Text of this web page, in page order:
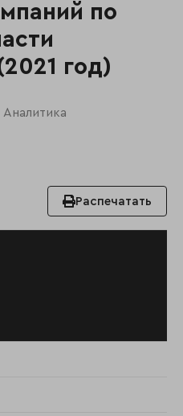
по
год)
Аналитика
Распечатать